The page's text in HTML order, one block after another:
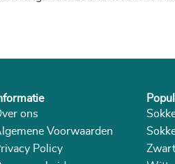
ons
Voorwaarden
Policy